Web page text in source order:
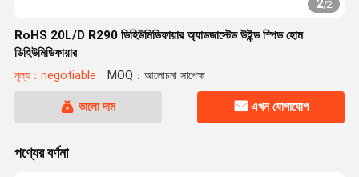
2/2
RoHS 20L/D R290 ডিহিউমিডিফায়ার অ্যাডজাস্টেড উইন্ড স্পিড হোম
ডিহিউমিডিফায়ার
মূল্য：negotiable MOQ：আলোচনা সাপেক্ষ
ভালো দাম এখন যোগাযোগ
পণ্যের বর্ণনা